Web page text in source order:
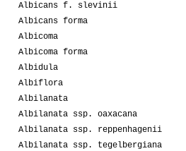
Albicans f. slevinii
Albicans forma
Albicoma
Albicoma forma
Albidula
Albiflora
Albilanata
Albilanata ssp. oaxacana
Albilanata ssp. reppenhagenii
Albilanata ssp. tegelbergiana